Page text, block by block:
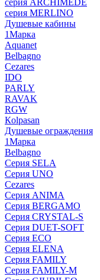
серия ARCHIMEDE
серия MERLINO
Душевые кабины
1Марка
Aquanet
Belbagno
Cezares
IDO
PARLY
RAVAK
RGW
Кolpasan
Душевые ограждения
1Марка
Belbagno
Серия SELA
Серия UNO
Cezares
Серия ANIMA
Серия BERGAMO
Серия CRYSTAL-S
Серия DUET-SOFT
Серия ECO
Серия ELENA
Серия FAMILY
Серия FAMILY-M